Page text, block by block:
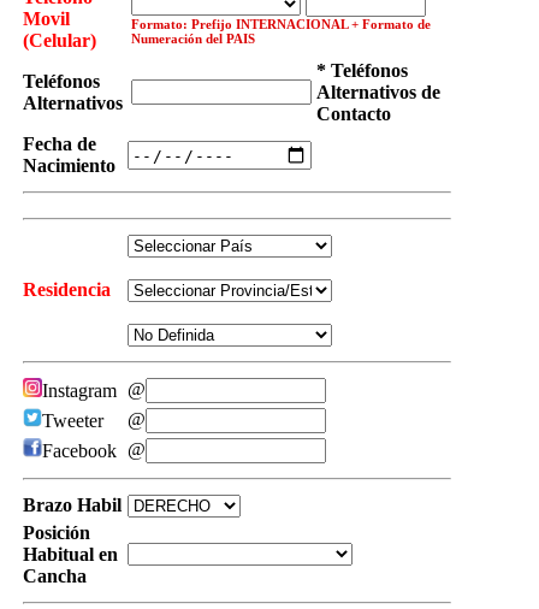
Movil
(Celular)
Formato: Prefijo INTERNACIONAL + Formato de
Numeración del PAIS
Teléfonos
Alternativos
* Teléfonos
Alternativos de
Contacto
Fecha de
Nacimiento
Residencia
Instagram @
Tweeter
@
Facebook @
Brazo Habil
Posición
Habitual en
Cancha